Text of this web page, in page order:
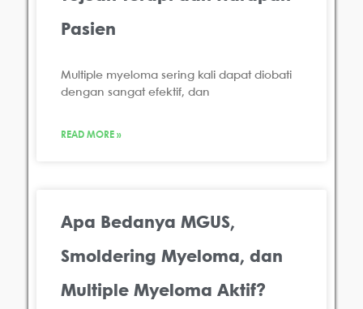
Pasien
Multiple myeloma sering kali dapat diobati
dengan sangat efektif, dan
READ MORE »
Apa Bedanya MGUS,
Smoldering Myeloma, dan
Multiple Myeloma Aktif?